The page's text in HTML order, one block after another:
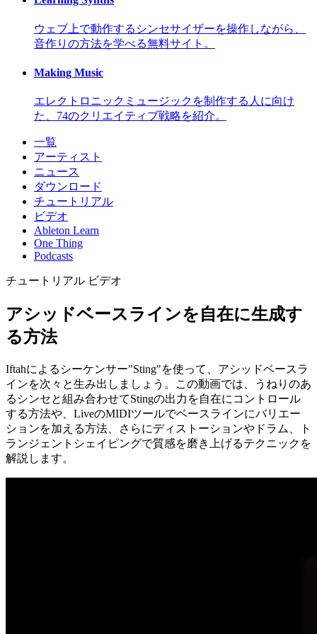
ウェブ上で動作するシンセサイザーを操作しながら、
音作りの方法を学べる無料サイト。
Making Music
エレクトロニックミュージックを制作する人に向け
た、74のクリエイティブ戦略を紹介。
一覧
アーティスト
ニュース
ダウンロード
チュートリアル
ビデオ
Ableton Learn
One Thing
Podcasts
チュートリアル ビデオ
アシッドベースラインを自在に生成す
る方法
Iftahによるシーケンサー"Sting"を使って、アシッドベースラ
インを次々と生み出しましょう。この動画では、うねりのあ
るシンセと組み合わせてStingの出力を自在にコントロール
する方法や、LiveのMIDIツールでベースラインにバリエー
ションを加える方法、さらにディストーションやドラム、ト
ランジェントシェイピングで質感を磨き上げるテクニックを
解説します。